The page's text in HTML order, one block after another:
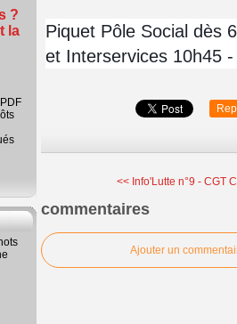
?
la
Piquet Pôle Social dès
et Interservices 10h45
<< Info'Lutte n°9 - CGT
commentaires
Ajouter un